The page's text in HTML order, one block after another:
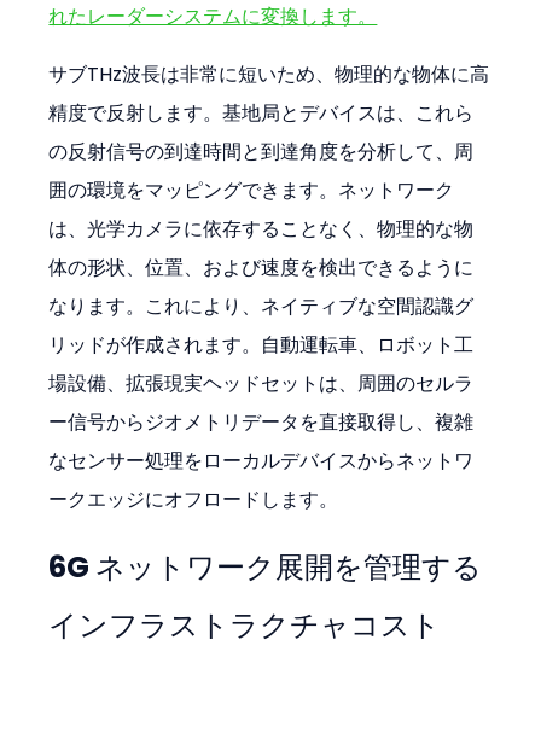
れたレーダーシステムに変換します。
サブTHz波長は非常に短いため、物理的な物体に高
精度で反射します。基地局とデバイスは、これら
の反射信号の到達時間と到達角度を分析して、周
囲の環境をマッピングできます。ネットワーク
は、光学カメラに依存することなく、物理的な物
体の形状、位置、および速度を検出できるように
なります。これにより、ネイティブな空間認識グ
リッドが作成されます。自動運転車、ロボット工
場設備、拡張現実ヘッドセットは、周囲のセルラ
ー信号からジオメトリデータを直接取得し、複雑
なセンサー処理をローカルデバイスからネットワ
ークエッジにオフロードします。
6G ネットワーク展開を管理する
インフラストラクチャコスト